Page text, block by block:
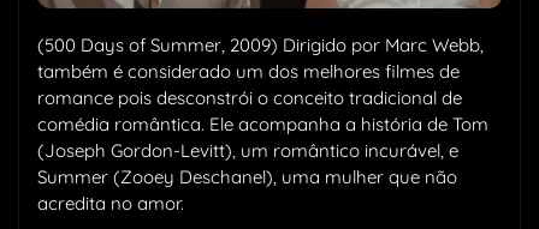
(500 Days of Summer, 2009) Dirigido por Marc Webb,
também é considerado um dos melhores filmes de
romance pois desconstrói o conceito tradicional de
comédia romântica. Ele acompanha a história de Tom
(Joseph Gordon-Levitt), um romântico incurável, e
Summer (Zooey Deschanel), uma mulher que não
acredita no amor.